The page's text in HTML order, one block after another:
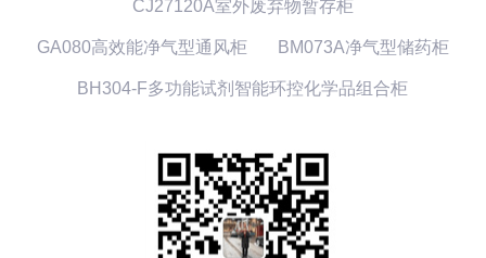
CJ27120A室外废弃物暂存柜
GA080高效能净气型通风柜 BM073A净气型储药柜
BH304-F多功能试剂智能环控化学品组合柜